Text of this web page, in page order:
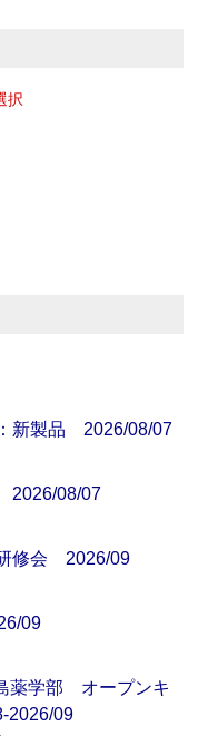
択
新製品 2026/08/07
2026/08/07
修会 2026/09
09
薬学部 オープンキ
2026/09